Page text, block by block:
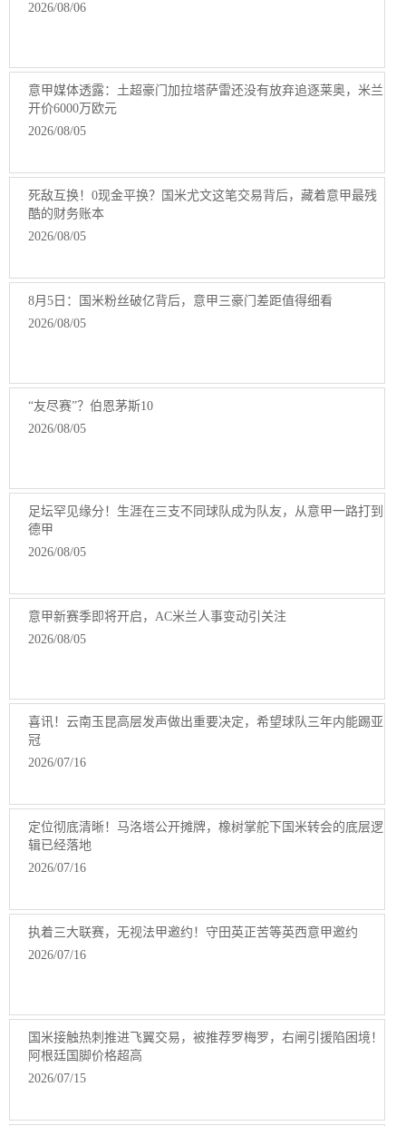
2026/08/06
意甲媒体透露：土超豪门加拉塔萨雷还没有放弃追逐莱奥，米兰
开价6000万欧元
2026/08/05
死敌互换！0现金平换？国米尤文这笔交易背后，藏着意甲最残
酷的财务账本
2026/08/05
8月5日：国米粉丝破亿背后，意甲三豪门差距值得细看
2026/08/05
“友尽赛”？伯恩茅斯10
2026/08/05
足坛罕见缘分！生涯在三支不同球队成为队友，从意甲一路打到
德甲
2026/08/05
意甲新赛季即将开启，AC米兰人事变动引关注
2026/08/05
喜讯！云南玉昆高层发声做出重要决定，希望球队三年内能踢亚
冠
2026/07/16
定位彻底清晰！马洛塔公开摊牌，橡树掌舵下国米转会的底层逻
辑已经落地
2026/07/16
执着三大联赛，无视法甲邀约！守田英正苦等英西意甲邀约
2026/07/16
国米接触热刺推进飞翼交易，被推荐罗梅罗，右闸引援陷困境！
阿根廷国脚价格超高
2026/07/15